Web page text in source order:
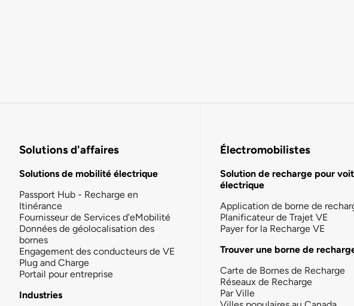
Solutions d'affaires
Solutions de mobilité électrique
Passport Hub - Recharge en
Itinérance
Fournisseur de Services d'eMobilité
Données de géolocalisation des
bornes
Engagement des conducteurs de VE
Plug and Charge
Portail pour entreprise
Industries
Électromobilistes
Solution de recharge pour
électrique
Application de borne de
Planificateur de Trajet VE
Payer for la Recharge VE
Trouver une borne de
Carte de Bornes de Recharge
Réseaux de Recharge
Par Ville